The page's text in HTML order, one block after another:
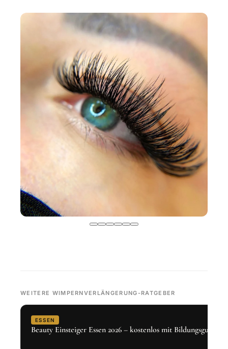
WEITERE WIMPERNVERLÄNGERUNG-RATGEBER
ESSEN
Beauty Einsteiger Essen 2026 – kostenlos mit